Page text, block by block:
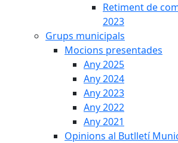
Retiment de
2023
Grups municipals
Mocions presentades
Any 2025
Any 2024
Any 2023
Any 2022
Any 2021
Opinions al Butlletí